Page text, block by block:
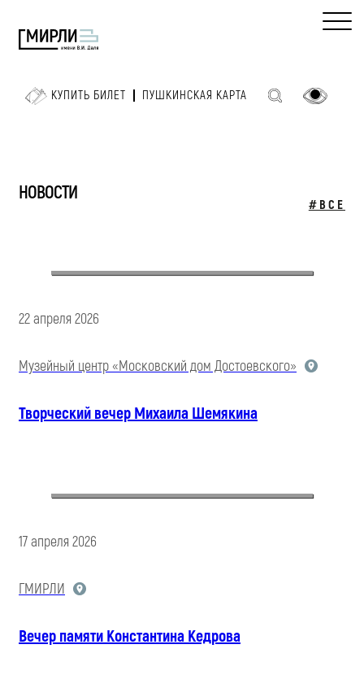
КУПИТЬ БИЛЕТ ПУШКИНСКАЯ КАРТА
НОВОСТИ
#ВСЕ
22 апреля 2026
Музейный центр «Московский дом Достоевского»
Творческий вечер Михаила Шемякина
17 апреля 2026
ГМИРЛИ
Вечер памяти Константина Кедрова